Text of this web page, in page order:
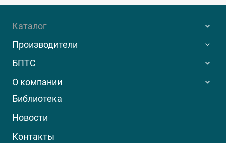
Каталог
Производители
БПТС
О компании
Библиотека
Новости
Контакты